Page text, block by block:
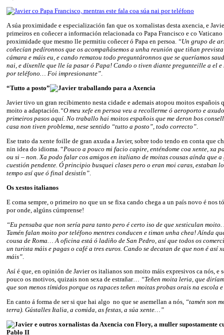
A súa proximidade e especialización fan que os xornalistas desta axencia, e
primeiros en coñecer a información relacionada co Papa Francisco e co
proximidade que mesmo lle permitiu coñecer ó Papa en persoa. “Un grupo de
coñecían pedíronnos que os acompañásemos a unha reunión que tiñan
cámara e máis eu, e cando rematou todo preguntáronnos que se queríamos
nai, e díxenlle que lle ía pasar ó Papa! Cando o tiven diante pregunteille a el e
por teléfono… Foi impresionante”
“Tutto a posto”
Javier tivo un gran recibimento nesta cidade e ademais atopou moitos españois
moito a adaptación. “O meu xefe en persoa veu a recollerme ó aeroporto e
primeiros pasos aquí. No traballo hai moitos españois que me deron bos
casa non tiven problema, nese sentido “tutto a posto”, todo correcto”
Ese trato da xente foille de gran axuda a Javier, sobre todo tendo en conta que
nin idea do idioma. “Pouco a pouco mi facio capire, enténdome coa xente, xa
ou si – non. Xa podo falar cos amigos en italiano de moitas cousas aínda que
cuestión pendente. Ó principio busquei clases pero o eran moi caras, estaban
tempo así que ó final desistín”
Os xestos italianos
E coma sempre, o primeiro no que un se fixa cando chega a un país novo é nos
por onde, algúns cúmprense!
“Eu pensaba que non sería para tanto pero é certo iso de que xesticulan
Tamén falan moito por teléfono mentres conducen e timan unha chea! Aínda
cousa de Roma… A oficina está ó ladiño de San Pedro, así que todos os
un turista máis e pagas o café a tres euros. Cando se decatan de que non é así
máis”
Así é que, en opinión de Javier os italianos son moito máis expresivos ca nós, e
pouco os motivos, quizais non sexa de estrañar…
“Teñen moita leria, que
que son menos tímidos porque os rapaces teñen moitas probas orais na escola
En canto á forma de ser si que hai algo no que se asemellan a nós, “tamén son
terra). Gústalles Italia, a comida, as festas, a súa xente…”